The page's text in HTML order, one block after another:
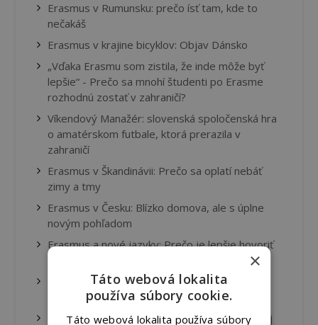
Erasmus v Rumunsku: prečo ísť tam, kde to
nečakáš
Erasmus v krajine bicyklov: Objav Dánsko
„Vďaka Erasmu som zistila, že inde môže byť
lepšie“ - Prečo sa mnohí študenti po Erasme
rozhodnú zostať v zahraničí?
Víkendový Manažér: slovenská spoločenská hra
o amatérskom futbale, ktorá prerazila v
zahraničí
Erasmus v Škandinávii: Prečo sa oplatí nebáť
zimy a tmy
Erasmus v Česku: Blízko domova, ale s úplne
novým pohľadom
Erasmus a nové jazyky: Prečo je lepšie hovoriť
Štúdium s vôňou mora: objav Maltu cez
Erasmus
Brigáda počas Erasmu – oplatí sa alebo radšej
×
Táto webová lokalita
používa súbory cookie.
Táto webová lokalita používa súbory